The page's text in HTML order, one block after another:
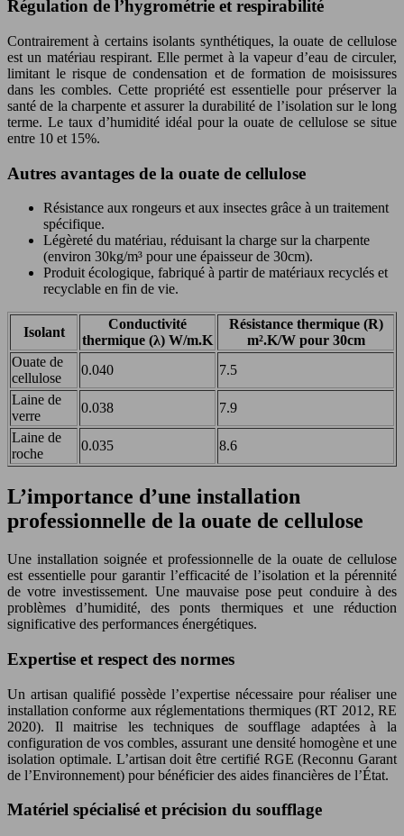
Régulation de l’hygrométrie et respirabilité
Contrairement à certains isolants synthétiques, la ouate de cellulose
est un matériau respirant. Elle permet à la vapeur d’eau de circuler,
limitant le risque de condensation et de formation de moisissures
dans les combles. Cette propriété est essentielle pour préserver la
santé de la charpente et assurer la durabilité de l’isolation sur le long
terme. Le taux d’humidité idéal pour la ouate de cellulose se situe
entre 10 et 15%.
Autres avantages de la ouate de cellulose
Résistance aux rongeurs et aux insectes grâce à un traitement
spécifique.
Légèreté du matériau, réduisant la charge sur la charpente
(environ 30kg/m³ pour une épaisseur de 30cm).
Produit écologique, fabriqué à partir de matériaux recyclés et
recyclable en fin de vie.
Isolant
Conductivité
thermique (λ) W/m.K
Résistance thermique (R)
m².K/W pour 30cm
Ouate de
cellulose
0.040
7.5
Laine de
verre
0.038
7.9
Laine de
roche
0.035 8.6
L’importance d’une installation
professionnelle de la ouate de cellulose
Une installation soignée et professionnelle de la ouate de cellulose
est essentielle pour garantir l’efficacité de l’isolation et la pérennité
de votre investissement. Une mauvaise pose peut conduire à des
problèmes d’humidité, des ponts thermiques et une réduction
significative des performances énergétiques.
Expertise et respect des normes
Un artisan qualifié possède l’expertise nécessaire pour réaliser une
installation conforme aux réglementations thermiques (RT 2012, RE
2020). Il maitrise les techniques de soufflage adaptées à la
configuration de vos combles, assurant une densité homogène et une
isolation optimale. L’artisan doit être certifié RGE (Reconnu Garant
de l’Environnement) pour bénéficier des aides financières de l’État.
Matériel spécialisé et précision du soufflage